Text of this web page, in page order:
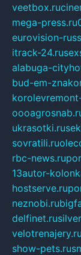
veetbox.ru
mega-press.ru
eurovision-
itrack-24.ru
alabuga-
bud-em-
ukrasotki.ru
sovratili.ru
rbc-news.ru
13autor-
hostserve.ru
neznobi.ru
delfinet.ru
velotrenajery.ru
show-pets.ru